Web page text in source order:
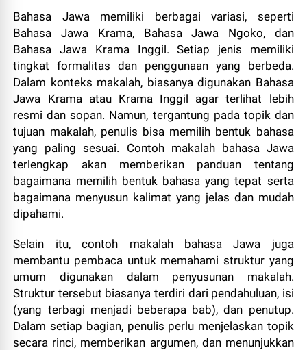
Bahasa Jawa memiliki berbagai variasi, seperti
Bahasa Jawa Krama, Bahasa Jawa Ngoko, dan
Bahasa Jawa Krama Inggil. Setiap jenis memiliki
tingkat formalitas dan penggunaan yang berbeda.
Dalam konteks makalah, biasanya digunakan Bahasa
Jawa Krama atau Krama Inggil agar terlihat lebih
resmi dan sopan. Namun, tergantung pada topik dan
tujuan makalah, penulis bisa memilih bentuk bahasa
yang paling sesuai. Contoh makalah bahasa Jawa
terlengkap akan memberikan panduan tentang
bagaimana memilih bentuk bahasa yang tepat serta
bagaimana menyusun kalimat yang jelas dan mudah
dipahami.
Selain itu, contoh makalah bahasa Jawa juga
membantu pembaca untuk memahami struktur yang
umum digunakan dalam penyusunan makalah.
Struktur tersebut biasanya terdiri dari pendahuluan, isi
(yang terbagi menjadi beberapa bab), dan penutup.
Dalam setiap bagian, penulis perlu menjelaskan topik
secara rinci, memberikan argumen, dan menunjukkan